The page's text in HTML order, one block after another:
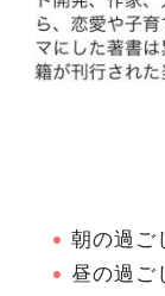
朝の過ご
昼の過ご